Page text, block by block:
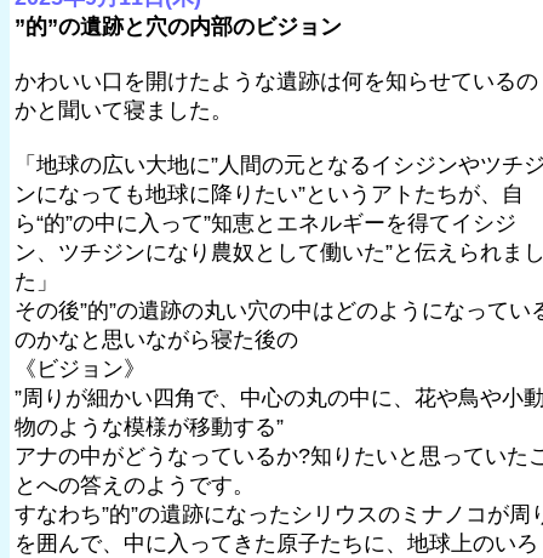
”的”の遺跡と穴の内部のビジョン
かわいい口を開けたような遺跡は何を知らせているの
かと聞いて寝ました。
「地球の広い大地に”人間の元となるイシジンやツチ
ンになっても地球に降りたい”というアトたちが、自
ら“的”の中に入って”知恵とエネルギーを得てイシジ
ン、ツチジンになり農奴として働いた”と伝えられま
た」
その後”的”の遺跡の丸い穴の中はどのようになってい
のかなと思いながら寝た後の
《ビジョン》
”周りが細かい四角で、中心の丸の中に、花や鳥や小
物のような模様が移動する”
アナの中がどうなっているか?知りたいと思っていた
とへの答えのようです。
すなわち”的”の遺跡になったシリウスのミナノコが周
を囲んで、中に入ってきた原子たちに、地球上のいろ